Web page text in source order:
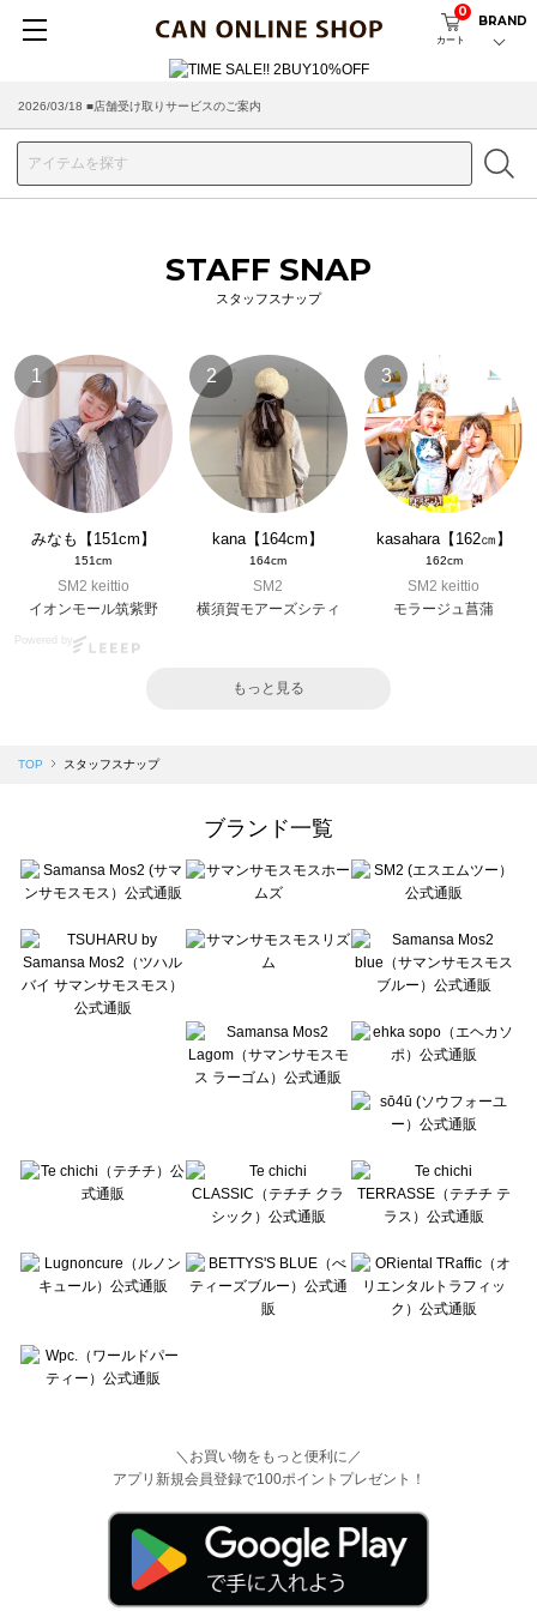
カート
0
BRAND
2026/03/18 ■店舗受け取りサービスのご案内
STAFF SNAP
スタッフスナップ
1
みなも【151cm】
151cm
SM2 keittio
イオンモール筑紫野
2
kana【164cm】
164cm
SM2
横須賀モアーズシティ
3
kasahara【162㎝】
162cm
SM2 keittio
モラージュ菖蒲
Powered by
もっと見る
TOP スタッフスナップ
ブランド一覧
＼お買い物をもっと便利に／
アプリ新規会員登録で100ポイントプレゼント！